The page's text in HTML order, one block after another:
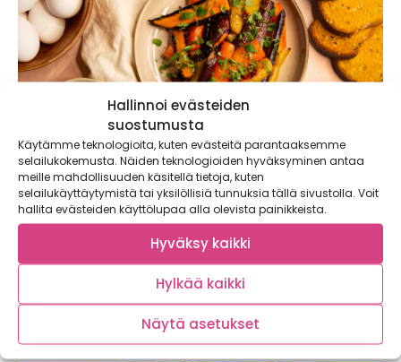
Hallinnoi evästeiden
suostumusta
Käytämme teknologioita, kuten evästeitä parantaaksemme
selailukokemusta. Näiden teknologioiden hyväksyminen antaa
meille mahdollisuuden käsitellä tietoja, kuten
selailukäyttäytymistä tai yksilöllisiä tunnuksia tällä sivustolla. Voit
hallita evästeiden käyttölupaa alla olevista painikkeista.
Hyväksy kaikki
Hylkää kaikki
Näytä asetukset
Turkkilaiset uppomunat ja paahdetut
väriporkkanat
Jogurtin ja maustetun voisulan kanssa tarjoiltavat
taivaalliset turkkilaiset uppomunat ja paahdetut
väriporkkanat ovat brunssipöydän...